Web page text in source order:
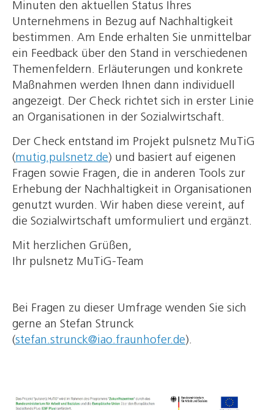
Minuten den aktuellen Status Ihres
Unternehmens in Bezug auf Nachhaltigkeit
bestimmen. Am Ende erhalten Sie unmittelbar
ein Feedback über den Stand in verschiedenen
Themenfeldern. Erläuterungen und konkrete
Maßnahmen werden Ihnen dann individuell
angezeigt. Der Check richtet sich in erster Linie
an Organisationen in der Sozialwirtschaft.
Der Check entstand im Projekt pulsnetz MuTiG
(mutig.pulsnetz.de) und basiert auf eigenen
Fragen sowie Fragen, die in anderen Tools zur
Erhebung der Nachhaltigkeit in Organisationen
genutzt wurden. Wir haben diese vereint, auf
die Sozialwirtschaft umformuliert und ergänzt.
Mit herzlichen Grüßen,
Ihr pulsnetz MuTiG-Team
Bei Fragen zu dieser Umfrage wenden Sie sich
gerne an Stefan Strunck
(stefan.strunck@iao.fraunhofer.de).